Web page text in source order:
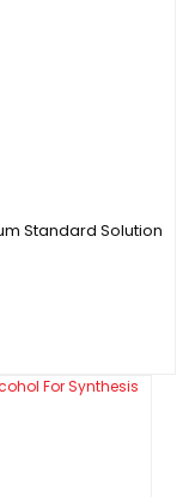
Standard Solution